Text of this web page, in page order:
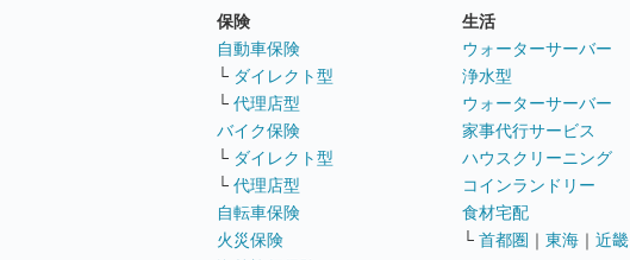
保険
自動車保険
└ ダイレクト型
└ 代理店型
バイク保険
└ ダイレクト型
└ 代理店型
自転車保険
火災保険
生活
ウォーターサーバー
浄水型
ウォーターサーバー
家事代行サービス
ハウスクリーニング
コインランドリー
食材宅配
└ 首都圏 ｜ 東海 ｜ 近畿